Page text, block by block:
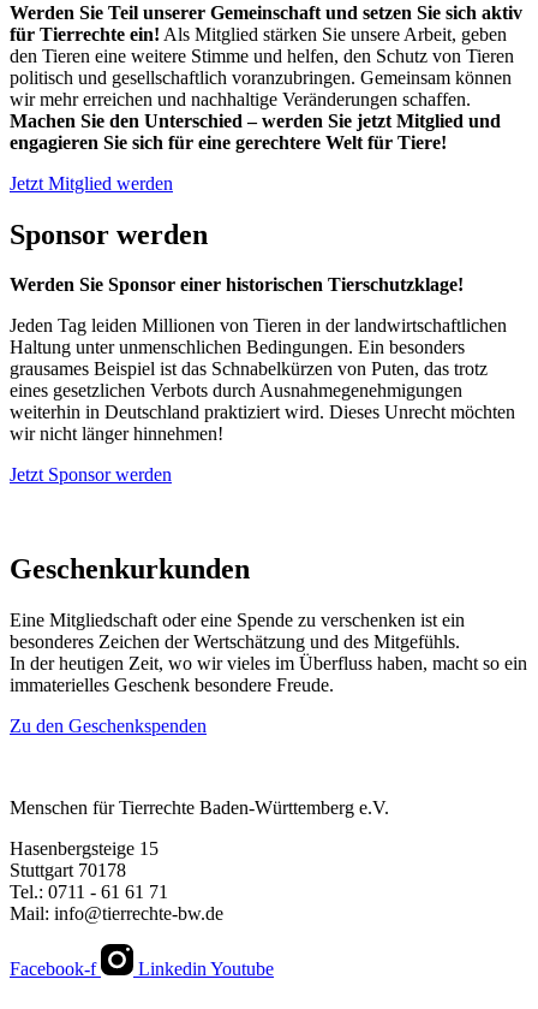
Werden Sie Teil unserer Gemeinschaft und setzen Sie sich aktiv
für Tierrechte ein! Als Mitglied stärken Sie unsere Arbeit, geben
den Tieren eine weitere Stimme und helfen, den Schutz von Tieren
politisch und gesellschaftlich voranzubringen. Gemeinsam können
wir mehr erreichen und nachhaltige Veränderungen schaffen.
Machen Sie den Unterschied – werden Sie jetzt Mitglied und
engagieren Sie sich für eine gerechtere Welt für Tiere!
Jetzt Mitglied werden
Sponsor werden
Werden Sie Sponsor einer historischen Tierschutzklage!
Jeden Tag leiden Millionen von Tieren in der landwirtschaftlichen
Haltung unter unmenschlichen Bedingungen. Ein besonders
grausames Beispiel ist das Schnabelkürzen von Puten, das trotz
eines gesetzlichen Verbots durch Ausnahmegenehmigungen
weiterhin in Deutschland praktiziert wird. Dieses Unrecht möchten
wir nicht länger hinnehmen!
Jetzt Sponsor werden
Geschenkurkunden
Eine Mitgliedschaft oder eine Spende zu verschenken ist ein
besonderes Zeichen der Wertschätzung und des Mitgefühls.
In der heutigen Zeit, wo wir vieles im Überfluss haben, macht so ein
immaterielles Geschenk besondere Freude.
Zu den Geschenkspenden
Menschen für Tierrechte Baden-Württemberg e.V.
Hasenbergsteige 15
Stuttgart 70178
Tel.: 0711 - 61 61 71
Mail: info@tierrechte-bw.de
Facebook-f Linkedin Youtube